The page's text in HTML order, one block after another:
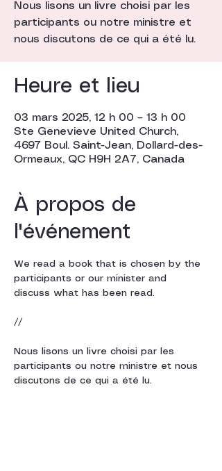
Nous lisons un livre choisi par les
participants ou notre ministre et
nous discutons de ce qui a été lu.
Heure et lieu
03 mars 2025, 12 h 00 – 13 h 00
Ste Genevieve United Church,
4697 Boul. Saint-Jean, Dollard-des-
Ormeaux, QC H9H 2A7, Canada
À propos de
l'événement
We read a book that is chosen by the
participants or our minister and
discuss what has been read.
//
Nous lisons un livre choisi par les
participants ou notre ministre et nous
discutons de ce qui a été lu.